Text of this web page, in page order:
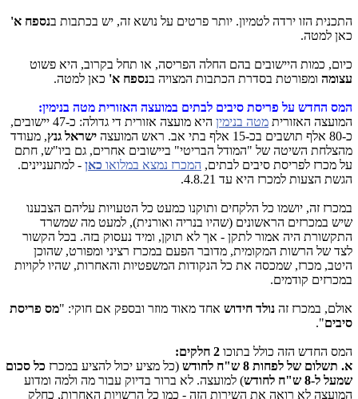
התכנית הזו ירדה לטמיון. יותר פרטים על נושא זה, יש בכתבות בנספח א'
כאן למטה.
כיום, כמות היישובים בהם החלה הפריסה, או תחל בקרוב, היא פשוט
עצומה ומפורטת בסדרת הכתבות המצויה בנספח א' כאן למטה.
המס החדש על פריסת סיבים לבתים במועצה האזורית מטה בנימין:
המועצה האזורית מטה בנימין
היא מועצה אזורית די גדולה: כ-47 יישובים,
כ-80 אלף תושבים בכ-15 אלף בתי אב. ראש המועצה
ישראל גנץ, מעודד
מהצלחת השיטה של "המודל הבריטי" ביישובים אחרים, גם ביו"ש, חתם
על מכרז לפריסת סיבים לבתים, המכרז נמצא במלואו כאן - למתעניינים.
הגשת הצעות למכרז היא עד 4.8.21.
במכרז זה, יושמו כל הלקחים ותוקנו כמעט כל הטעויות עליהם הצבענו
שיש במכרזים הראשונים (שהיו בנריה ואורנית), למעט מה שמשרד
התקשורת היה אמור לתקן - אך לא תוקן, ומיד נעסוק בזה. בכל הקשור
לצד של הרשות המקומית, מדובר הפעם במכרז רציני ומפורט, שהוכן
היטב, מכרז, שמכסה את כל הנקודות המשפטיות והאחרות, שהיו לקויות
במכרזים קודמים.
אולם, במכרז זה נולד חידוש אחד מאוד מוזר ובספק אם חוקי: "מס פריסת
סיבים".
המס החדש הזה כולל בתוכו 2 חלקים:
א. תשלום של לפחות 8 ש"ח לחודש
(כל מציע יכול להציע במכרז כל סכום
שמעל ל-8 ש"ח לחודש
) למועצה. לא ברור בדיוק עבור מה ולמה ומדוע
המועצה לא רואה את השירות הזה - כמו כל הרשויות האחרות, כחלק